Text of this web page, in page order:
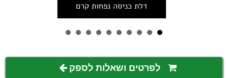
דלת כניסה נפחות קרם
לפרטים ושאלות לספק